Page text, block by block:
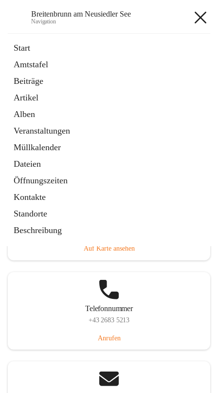
Breitenbrunn am Neusiedler See
Navigation
Start
Amtstafel
Beiträge
Artikel
Alben
Veranstaltungen
Müllkalender
Dateien
Öffnungszeiten
Kontakte
Standorte
Beschreibung
18 Schnellzugriffe
Gemeindeservice
Auf Karte ansehen
Telefonnummer
+43 2683 5213
Anrufen